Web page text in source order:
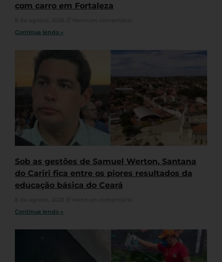
com carro em Fortaleza
Continue lendo »
Sob as gestões de Samuel Werton, Santana
do Cariri fica entre os piores resultados da
educação básica do Ceará
Continue lendo »